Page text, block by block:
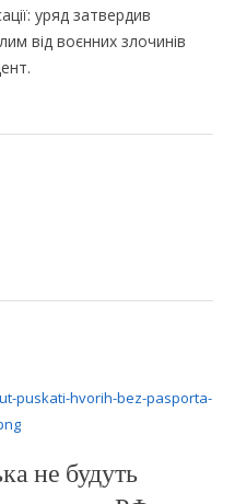
уряд затвердив
від воєнних злочинів
не будуть